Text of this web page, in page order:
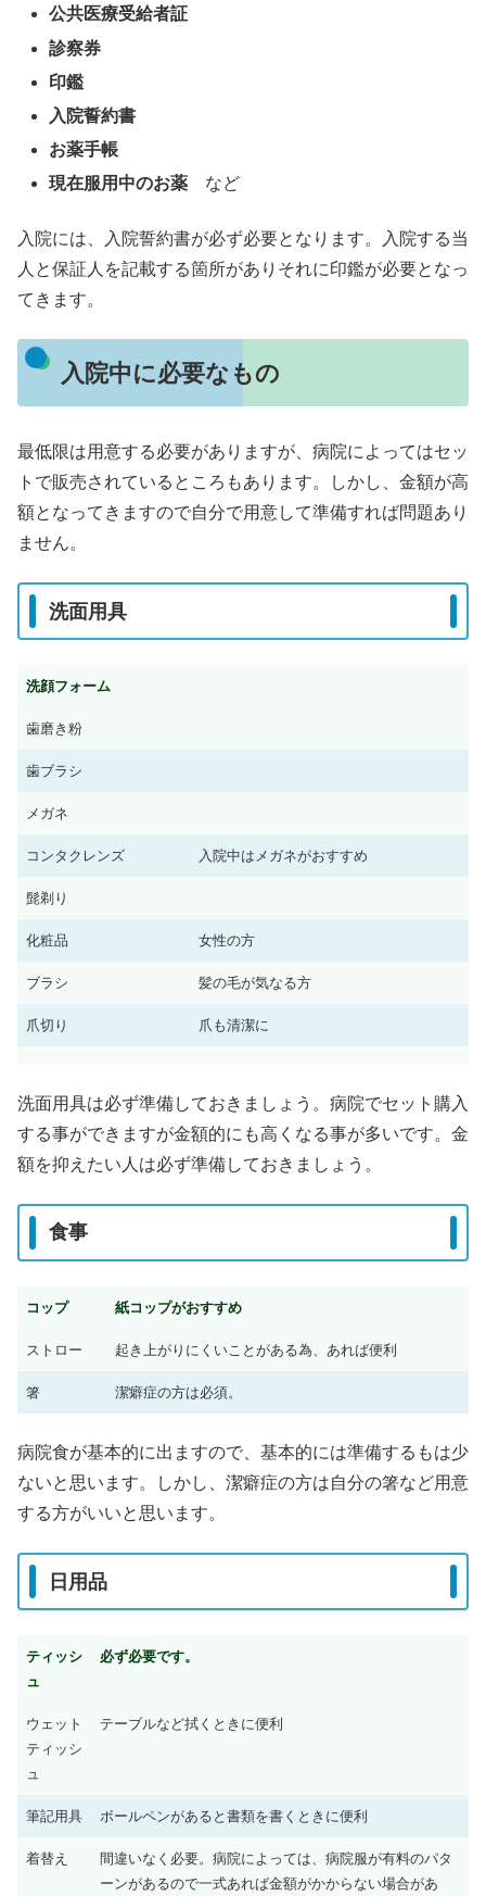
公共医療受給者証
診察券
印鑑
入院誓約書
お薬手帳
現在服用中のお薬 など
入院には、入院誓約書が必ず必要となります。入院する当
人と保証人を記載する箇所がありそれに印鑑が必要となっ
てきます。
入院中に必要なもの
最低限は用意する必要がありますが、病院によってはセッ
トで販売されているところもあります。しかし、金額が高
額となってきますので自分で用意して準備すれば問題あり
ません。
洗面用具
洗顔フォーム
歯磨き粉
歯ブラシ
メガネ
コンタクレンズ 入院中はメガネがおすすめ
髭剃り
化粧品 女性の方
ブラシ 髪の毛が気なる方
爪切り 爪も清潔に
洗面用具は必ず準備しておきましょう。病院でセット購入
する事ができますが金額的にも高くなる事が多いです。金
額を抑えたい人は必ず準備しておきましょう。
食事
コップ 紙コップがおすすめ
ストロー 起き上がりにくいことがある為、あれば便利
箸 潔癖症の方は必須。
病院食が基本的に出ますので、基本的には準備するもは少
ないと思います。しかし、潔癖症の方は自分の箸など用意
する方がいいと思います。
日用品
ティッシ
ュ
必ず必要です。
ウェット
ティッシ
ュ
テーブルなど拭くときに便利
筆記用具 ボールペンがあると書類を書くときに便利
着替え
間違いなく必要。病院によっては、病院服が有料のパタ
ーンがあるので一式あれば金額がかからない場合があ